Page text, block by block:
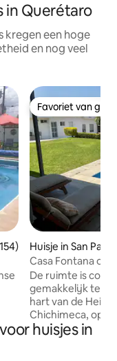
in Querétaro
kregen een hoge
en nog veel
beoordeling van
Favoriet van
Favoriet van
Huisje in San
Casa Fontana op
en de doorgang
De ruimte is
gemakkelijk te
hart van de
Chichimeca, op
Gorda
stad Queretaro,
huisjes in